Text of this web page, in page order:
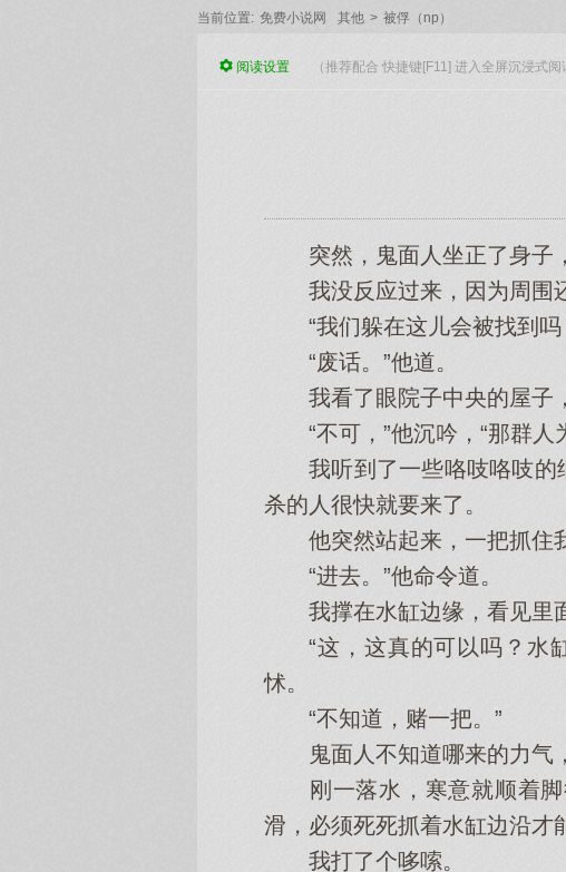
当前位置: 免费小说网 其他 > 被俘（np）
阅读设置 （推荐配合 快捷键[F11] 进入全屏沉浸式阅
突然，鬼面人坐正了身子，
我没反应过来，因为周围还
“我们躲在这儿会被找到吗
“废话。”他道。
我看了眼院子中央的屋子，
“不可，”他沉吟，“那群人
我听到了一些咯吱咯吱的
杀的人很快就要来了。
他突然站起来，一把抓住我
“进去。”他命令道。
我撑在水缸边缘，看见里面
“这，这真的可以吗？水缸
怵。
“不知道，赌一把。”
鬼面人不知道哪来的力气，
刚一落水，寒意就顺着脚
滑，必须死死抓着水缸边沿才
我打了个哆嗦。